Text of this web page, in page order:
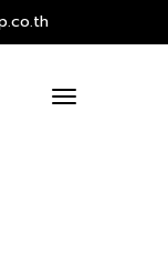
Toggle